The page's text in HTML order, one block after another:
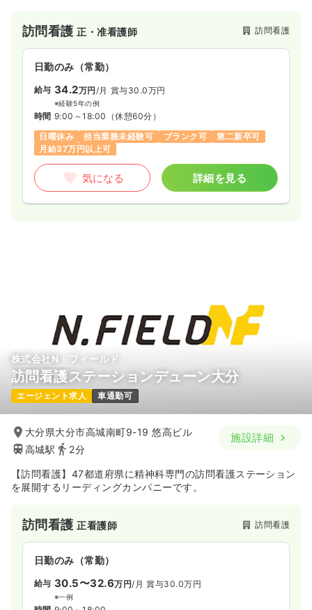
訪問看護正・准看護師 訪問看護
日勤のみ（常勤）
給与 34.2万円 /月 賞与30.0万円
※経験5年の例
時間 9:00～18:00 （休憩60分）
日曜休み
担当業務未経験可 ブランク可
第二新卒可
月給37万円以上可
気になる 詳細を見る
株式会社N・フィールド
訪問看護ステーションデューン大分
エージェント求人 車通勤可
大分県大分市高城南町9-19 悠高ビル
高城駅
2分
施設詳細
【訪問看護】47都道府県に精神科専門の訪問看護ステーション
を展開するリーディングカンパニーです。
訪問看護正看護師 訪問看護
日勤のみ（常勤）
給与 30.5〜32.6万円/月 賞与30.0万円
※一例